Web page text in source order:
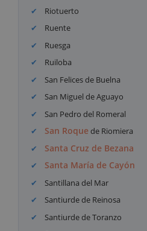
Riotuerto
Ruente
Ruesga
Ruiloba
San Felices de Buelna
San Miguel de Aguayo
San Pedro del Romeral
San Roquede Riomiera
Santa Cruz de Bezana
Santa María de Cayón
Santillana del Mar
Santiurde de Reinosa
Santiurde de Toranzo